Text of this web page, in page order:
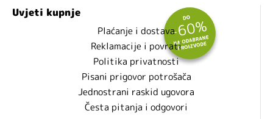
Uvjeti kupnje
Plaćanje i dostava
Reklamacije i povrati
Politika privatnosti
Pisani prigovor potrošača
Jednostrani raskid ugovora
Česta pitanja i odgovori